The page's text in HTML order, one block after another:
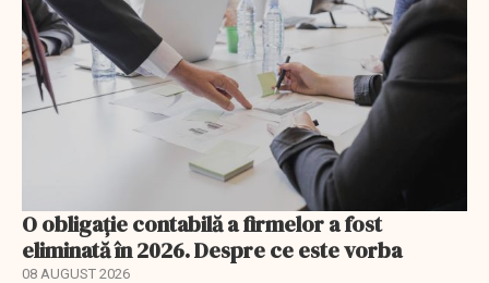
O obligație contabilă a firmelor a fost
eliminată în 2026. Despre ce este vorba
08 AUGUST 2026